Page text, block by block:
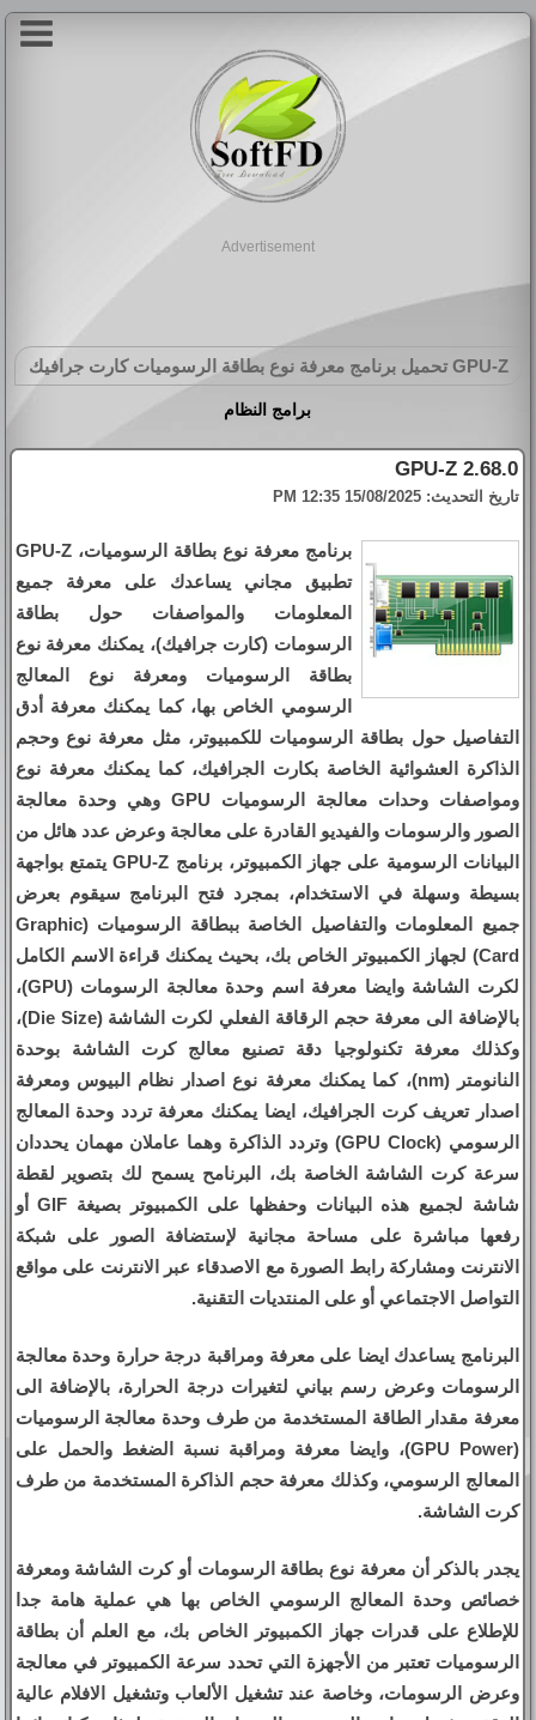
Advertisement
GPU-Z تحميل برنامج معرفة نوع بطاقة الرسوميات كارت جرافيك
برامج النظام
GPU-Z 2.68.0
تاريخ التحديث: 15/08/2025 12:35 PM
برنامج معرفة نوع بطاقة الرسوميات، GPU-Z
تطبيق مجاني يساعدك على معرفة جميع
المعلومات والمواصفات حول بطاقة
الرسومات (كارت جرافيك)، يمكنك معرفة نوع
بطاقة الرسوميات ومعرفة نوع المعالج
الرسومي الخاص بها، كما يمكنك معرفة أدق
التفاصيل حول بطاقة الرسوميات للكمبيوتر، مثل معرفة نوع وحجم
الذاكرة العشوائية الخاصة بكارت الجرافيك، كما يمكنك معرفة نوع
ومواصفات وحدات معالجة الرسوميات GPU وهي وحدة معالجة
الصور والرسومات والفيديو القادرة على معالجة وعرض عدد هائل من
البيانات الرسومية على جهاز الكمبيوتر، برنامج GPU-Z يتمتع بواجهة
بسيطة وسهلة في الاستخدام، بمجرد فتح البرنامج سيقوم بعرض
جميع المعلومات والتفاصيل الخاصة ببطاقة الرسوميات (Graphic
Card) لجهاز الكمبيوتر الخاص بك، بحيث يمكنك قراءة الاسم الكامل
لكرت الشاشة وايضا معرفة اسم وحدة معالجة الرسومات (GPU)،
بالإضافة الى معرفة حجم الرقاقة الفعلي لكرت الشاشة (Die Size)،
وكذلك معرفة تكنولوجيا دقة تصنيع معالج كرت الشاشة بوحدة
النانومتر (nm)، كما يمكنك معرفة نوع اصدار نظام البيوس ومعرفة
اصدار تعريف كرت الجرافيك، ايضا يمكنك معرفة تردد وحدة المعالج
الرسومي (GPU Clock) وتردد الذاكرة وهما عاملان مهمان يحددان
سرعة كرت الشاشة الخاصة بك، البرنامح يسمح لك بتصوير لقطة
شاشة لجميع هذه البيانات وحفظها على الكمبيوتر بصيغة GIF أو
رفعها مباشرة على مساحة مجانية لإستضافة الصور على شبكة
الانترنت ومشاركة رابط الصورة مع الاصدقاء عبر الانترنت على مواقع
التواصل الاجتماعي أو على المنتديات التقنية.
البرنامج يساعدك ايضا على معرفة ومراقبة درجة حرارة وحدة معالجة
الرسومات وعرض رسم بياني لتغيرات درجة الحرارة، بالإضافة الى
معرفة مقدار الطاقة المستخدمة من طرف وحدة معالجة الرسوميات
(GPU Power)، وايضا معرفة ومراقبة نسبة الضغط والحمل على
المعالج الرسومي، وكذلك معرفة حجم الذاكرة المستخدمة من طرف
كرت الشاشة.
يجدر بالذكر أن معرفة نوع بطاقة الرسومات أو كرت الشاشة ومعرفة
خصائص وحدة المعالج الرسومي الخاص بها هي عملية هامة جدا
للإطلاع على قدرات جهاز الكمبيوتر الخاص بك، مع العلم أن بطاقة
الرسوميات تعتبر من الأجهزة التي تحدد سرعة الكمبيوتر في معالجة
وعرض الرسومات، وخاصة عند تشغيل الألعاب وتشغيل الافلام عالية